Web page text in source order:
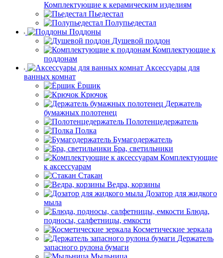
Комплектующие к керамическим изделиям
Пьедестал
Полупьедестал
Поддоны
Душевой поддон
Комплектующие к
поддонам
Аксессуары для
ванных комнат
Ёршик
Крючок
Держатель
бумажных полотенец
Полотенцедержатель
Полка
Бумагодержатель
Бра, светильники
Комплектующие
к аксессуарам
Стакан
Ведра, корзины
Дозатор для жидкого
мыла
Блюда,
подносы, салфетницы, емкости
Косметические зеркала
Держатель
запасного рулона бумаги
Мыльница